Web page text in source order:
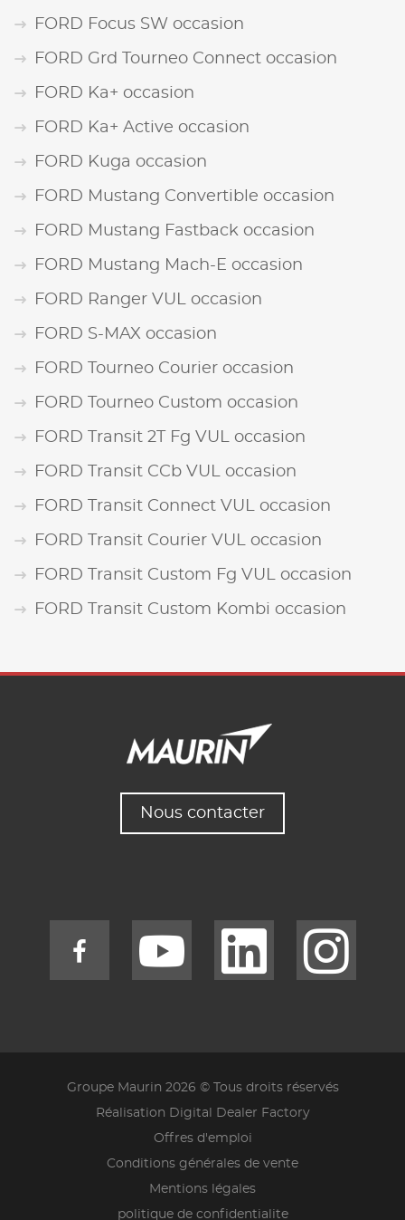
FORD Focus SW occasion
FORD Grd Tourneo Connect occasion
FORD Ka+ occasion
FORD Ka+ Active occasion
FORD Kuga occasion
FORD Mustang Convertible occasion
FORD Mustang Fastback occasion
FORD Mustang Mach-E occasion
FORD Ranger VUL occasion
FORD S-MAX occasion
FORD Tourneo Courier occasion
FORD Tourneo Custom occasion
FORD Transit 2T Fg VUL occasion
FORD Transit CCb VUL occasion
FORD Transit Connect VUL occasion
FORD Transit Courier VUL occasion
FORD Transit Custom Fg VUL occasion
FORD Transit Custom Kombi occasion
Nous contacter
Groupe Maurin 2026 © Tous droits réservés
Réalisation Digital Dealer Factory
Offres d'emploi
Conditions générales de vente
Mentions légales
politique de confidentialite